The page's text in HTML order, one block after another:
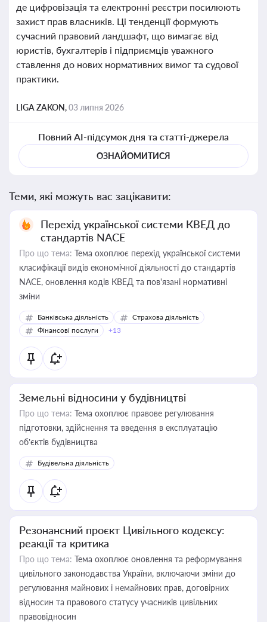
де цифровізація та електронні реєстри посилюють
захист прав власників. Ці тенденції формують
сучасний правовий ландшафт, що вимагає від
юристів, бухгалтерів і підприємців уважного
ставлення до нових нормативних вимог та судової
практики.
LIGA ZAKON,03 липня 2026
Повний AI-підсумок дня та статті-джерела
ОЗНАЙОМИТИСЯ
Теми, які можуть вас зацікавити:
Перехід української системи КВЕД до
стандартів NACE
Про що тема: Тема охоплює перехід української системи
класифікації видів економічної діяльності до стандартів
NACE, оновлення кодів КВЕД та пов'язані нормативні
зміни
Банківська діяльність
Страхова діяльність
Фінансові послуги
+13
Земельні відносини у будівництві
Про що тема: Тема охоплює правове регулювання
підготовки, здійснення та введення в експлуатацію
об’єктів будівництва
Будівельна діяльність
Резонансний проєкт Цивільного кодексу:
реакції та критика
Про що тема: Тема охоплює оновлення та реформування
цивільного законодавства України, включаючи зміни до
регулювання майнових і немайнових прав, договірних
відносин та правового статусу учасників цивільних
правовідносин